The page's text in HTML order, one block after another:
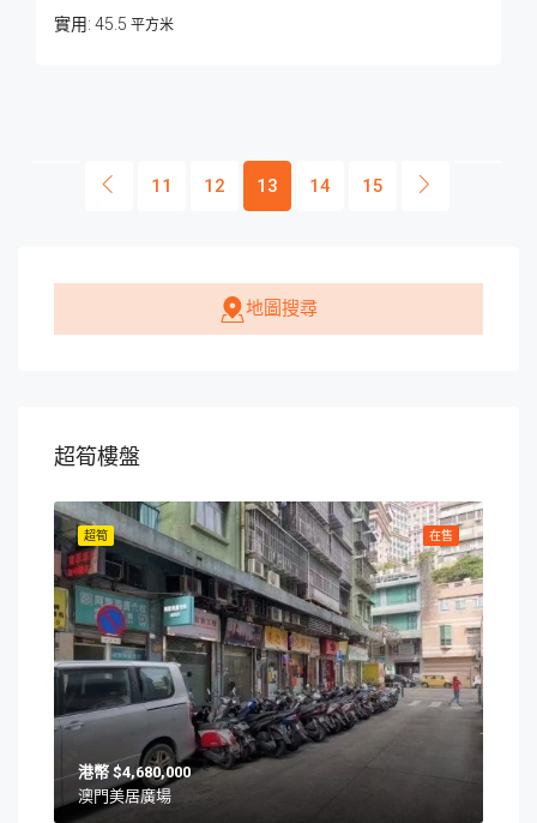
45.5 平方米
11 12 13 14 15
地圖搜尋
超筍樓盤
在售
超筍
$4,680,000
澳門美居廣場